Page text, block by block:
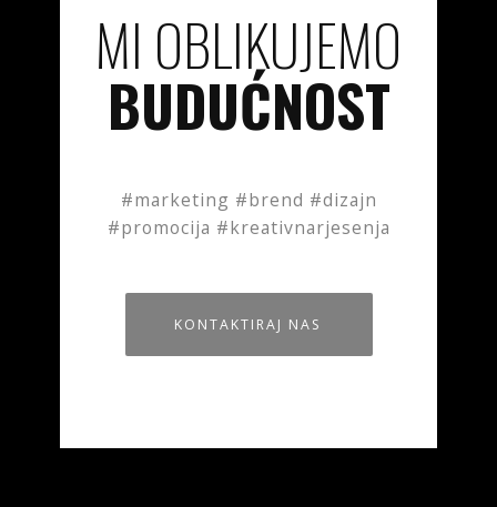
MI OBLIKUJEMO
BUDUĆNOST
#marketing #brend #dizajn
#promocija #kreativnarjesenja
KONTAKTIRAJ NAS